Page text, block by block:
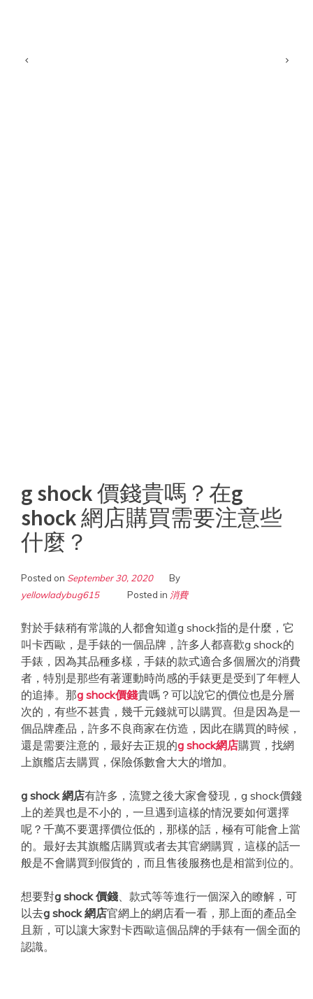
g shock 價錢貴嗎？在g
shock 網店購買需要注意些
什麼？
Posted on September 30, 2020
By
yellowladybug615
Posted in 消費
對於手錶稍有常識的人都會知道g shock指的是什麼，它
叫卡西歐，是手錶的一個品牌，許多人都喜歡g shock的
手錶，因為其品種多樣，手錶的款式適合多個層次的消費
者，特別是那些有著運動時尚感的手錶更是受到了年輕人
的追捧。那g shock價錢貴嗎？可以說它的價位也是分層
次的，有些不甚貴，幾千元錢就可以購買。但是因為是一
個品牌產品，許多不良商家在仿造，因此在購買的時候，
還是需要注意的，最好去正規的g shock網店購買，找網
上旗艦店去購買，保險係數會大大的增加。
g shock 網店有許多，流覽之後大家會發現，g shock價錢
上的差異也是不小的，一旦遇到這樣的情況要如何選擇
呢？千萬不要選擇價位低的，那樣的話，極有可能會上當
的。最好去其旗艦店購買或者去其官網購買，這樣的話一
般是不會購買到假貨的，而且售後服務也是相當到位的。
想要對g shock 價錢 、款式等等進行一個深入的瞭解，可
以去g shock 網店官網上的網店看一看，那上面的產品全
且新，可以讓大家對卡西歐這個品牌的手錶有一個全面的
認識。